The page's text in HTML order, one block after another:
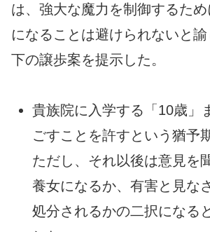
は、強大な魔力を制御するた
になることは避けられないと
下の譲歩案を提示した。
貴族院に入学する「10歳」
ごすことを許すという猶予
ただし、それ以後は意見を
養女になるか、有害と見な
処分されるかの二択になる